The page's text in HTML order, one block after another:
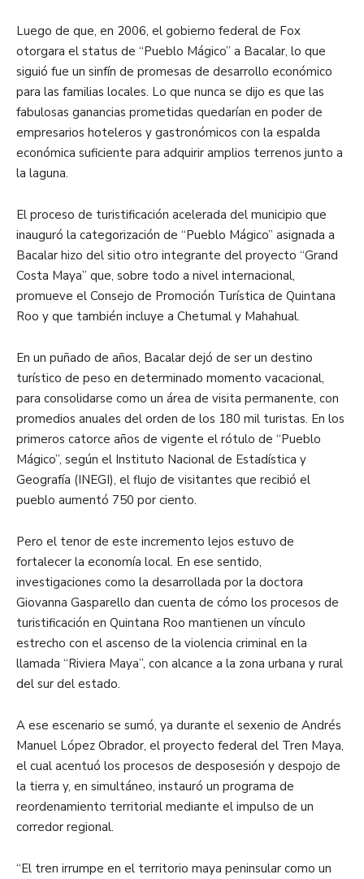
Luego de que, en 2006, el gobierno federal de Fox
otorgara el status de “Pueblo Mágico” a Bacalar, lo que
siguió fue un sinfín de promesas de desarrollo económico
para las familias locales. Lo que nunca se dijo es que las
fabulosas ganancias prometidas quedarían en poder de
empresarios hoteleros y gastronómicos con la espalda
económica suficiente para adquirir amplios terrenos junto a
la laguna.
El proceso de turistificación acelerada del municipio que
inauguró la categorización de “Pueblo Mágico” asignada a
Bacalar hizo del sitio otro integrante del proyecto “Grand
Costa Maya” que, sobre todo a nivel internacional,
promueve el Consejo de Promoción Turística de Quintana
Roo y que también incluye a Chetumal y Mahahual.
En un puñado de años, Bacalar dejó de ser un destino
turístico de peso en determinado momento vacacional,
para consolidarse como un área de visita permanente, con
promedios anuales del orden de los 180 mil turistas. En los
primeros catorce años de vigente el rótulo de “Pueblo
Mágico”, según el Instituto Nacional de Estadística y
Geografía (INEGI), el flujo de visitantes que recibió el
pueblo aumentó 750 por ciento.
Pero el tenor de este incremento lejos estuvo de
fortalecer la economía local. En ese sentido,
investigaciones como la desarrollada por la doctora
Giovanna Gasparello dan cuenta de cómo los procesos de
turistificación en Quintana Roo mantienen un vínculo
estrecho con el ascenso de la violencia criminal en la
llamada “Riviera Maya”, con alcance a la zona urbana y rural
del sur del estado.
A ese escenario se sumó, ya durante el sexenio de Andrés
Manuel López Obrador, el proyecto federal del Tren Maya,
el cual acentuó los procesos de desposesión y despojo de
la tierra y, en simultáneo, instauró un programa de
reordenamiento territorial mediante el impulso de un
corredor regional.
“El tren irrumpe en el territorio maya peninsular como un